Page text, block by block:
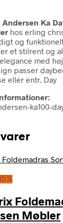
Andersen Ka
hos erling
og
et stilrent og
med
passer
eller entr. Day
ka100-
Møbler